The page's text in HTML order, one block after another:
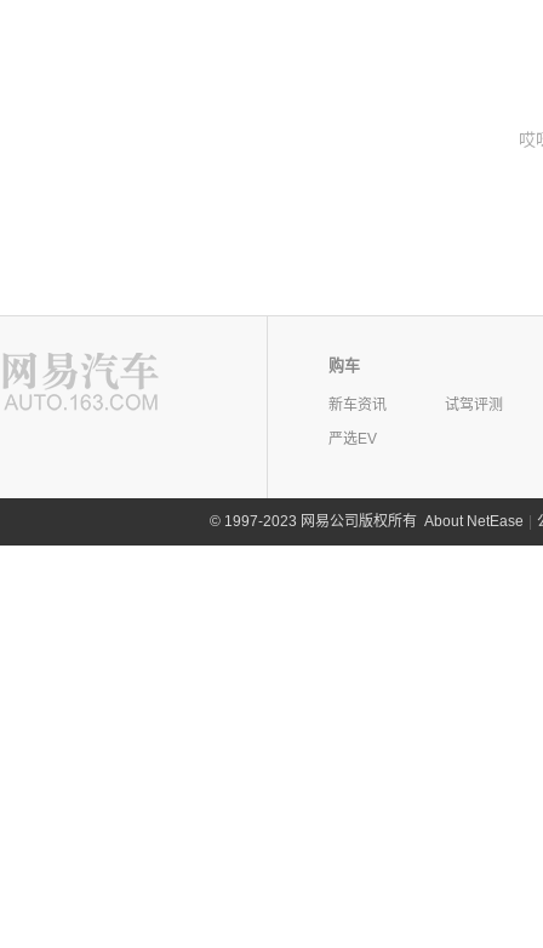
哎
购车
新车资讯
试驾评测
严选EV
©1997-2023 网易公司版权所有 About NetEase